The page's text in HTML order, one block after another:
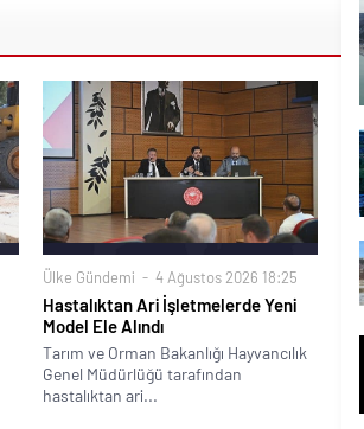
Ülke Gündemi 4 Ağustos 2026 18:25
Hastalıktan Ari İşletmelerde Yeni
Model Ele Alındı
Tarım ve Orman Bakanlığı Hayvancılık
Genel Müdürlüğü tarafından
hastalıktan ari...